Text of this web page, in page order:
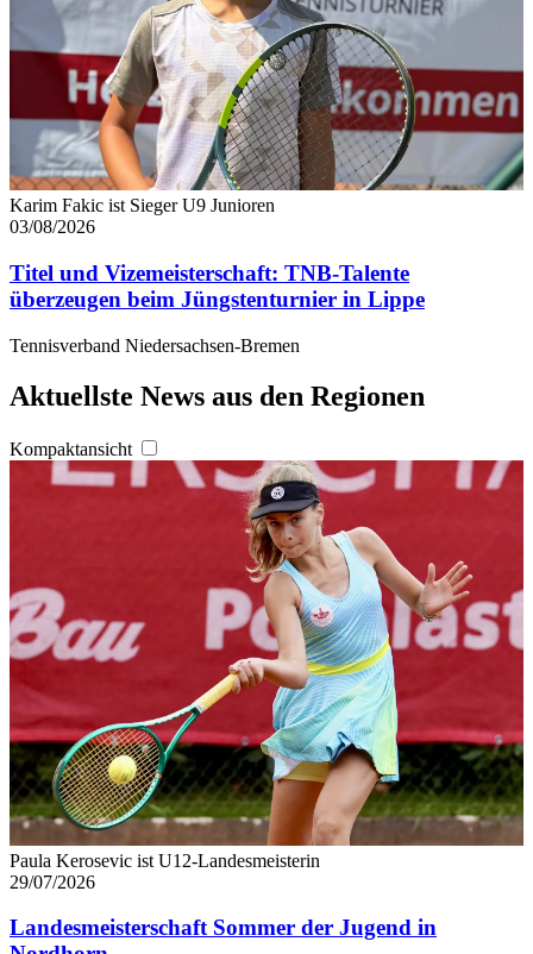
Karim Fakic ist Sieger U9 Junioren
03/08/2026
Titel und Vizemeisterschaft: TNB-Talente
überzeugen beim Jüngstenturnier in Lippe
Tennisverband Niedersachsen-Bremen
Aktuellste News aus den Regionen
Kompaktansicht
Paula Kerosevic ist U12-Landesmeisterin
29/07/2026
Landesmeisterschaft Sommer der Jugend in